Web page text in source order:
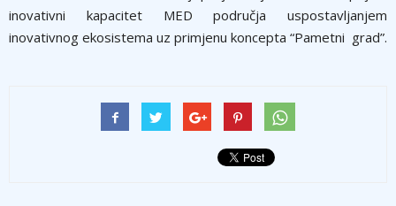
inovativni kapacitet MED područja uspostavljanjem
inovativnog ekosistema uz primjenu koncepta “Pametni grad”.